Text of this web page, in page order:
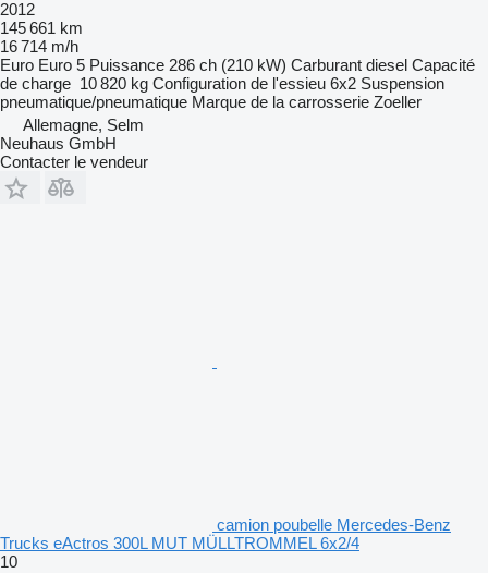
2012
145 661 km
16 714 m/h
Euro Euro 5 Puissance 286 ch (210 kW) Carburant diesel Capacité
de charge 10 820 kg Configuration de l'essieu 6x2 Suspension
pneumatique/pneumatique Marque de la carrosserie Zoeller
Allemagne, Selm
Neuhaus GmbH
Contacter le vendeur
camion poubelle Mercedes-Benz
Trucks eActros 300L MUT MÜLLTROMMEL 6x2/4
10